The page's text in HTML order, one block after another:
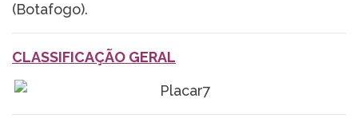
(Botafogo).
CLASSIFICAÇÃO GERAL